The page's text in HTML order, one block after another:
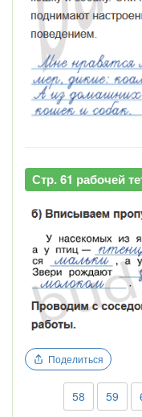
Стр. 61 рабочей
Поделиться
58 59